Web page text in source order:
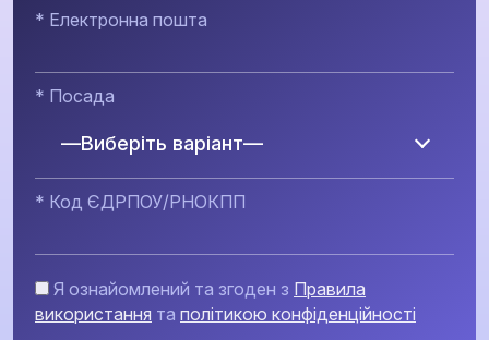
* Електронна пошта
* Посада
—Виберіть варіант—
* Код ЄДРПОУ/РНОКПП
Я ознайомлений та згоден з Правила
використання та політикою конфіденційності